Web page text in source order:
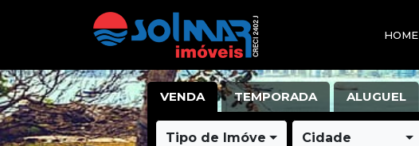
HOME
VENDA TEMPORADA ALUGUEL
Tipo de Imóvel Cidade